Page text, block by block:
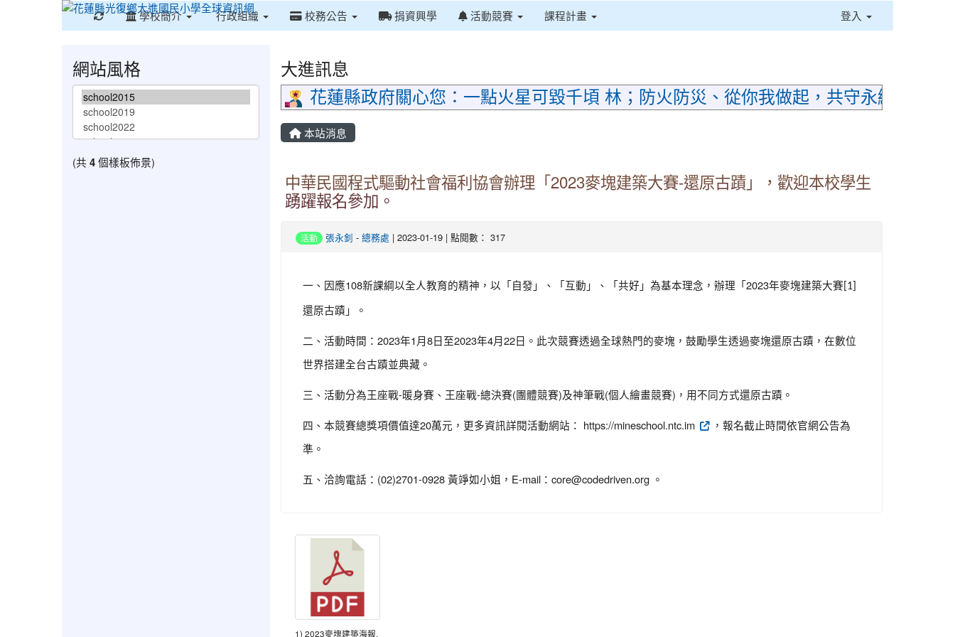
重新取得佈景設定
學校簡介 行政組織 校務公告 捐資興學 活動競賽 課程計畫 登入
大進訊息
花蓮縣政府關心您：一點火星可毀千頃 林；防火防災、從你我做起，共守永續家園
本站消息
中華民國程式驅動社會福利協會辦理「2023麥塊建築大賽-還原古蹟」，歡迎本校學生
踴躍報名參加。
活動 張永釗 - 總務處 | 2023-01-19 | 點閱數： 317
一、因應108新課綱以全人教育的精神，以「自發」、「互動」、「共好」為基本理念，辦理「 2023年麥塊建築大賽 [1]
還原古蹟」。
二、活動時間： 2023年1 月 8日至2023年4月 22日。此次競賽透過全球熱門的麥塊，鼓勵學生透過麥塊還原古蹟，在數位
世界搭建全台古蹟並典藏。
三、活動分為王座戰-暖身賽、王座戰-總決賽( 團體競賽)及神筆戰(個人繪畫競賽) ，用不同方式還原古蹟。
四、本競賽總獎項價值達20萬元，更多資訊詳閱活動網站： https://mineschool.ntc.im ，報名截止時間依官網公告為
準。
五、洽詢電話： (02)2701-0928 黃竫如小姐， E-mail ： core@codedriven.org 。
1) 2023麥塊建築海報.
網站風格
(共 4個樣板佈景)